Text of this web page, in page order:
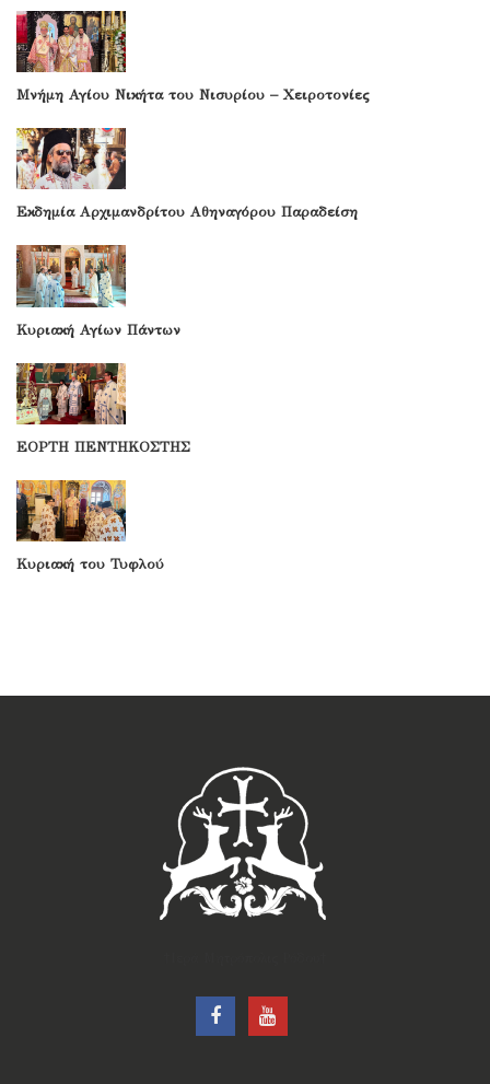
Μνήμη Αγίου Νικήτα του Νισυρίου – Χειροτονίες
Εκδημία Αρχιμανδρίτου Αθηναγόρου Παραδείση
Κυριακή Αγίων Πάντων
ΕΟΡΤΗ ΠΕΝΤΗΚΟΣΤΗΣ
Κυριακή του Τυφλού